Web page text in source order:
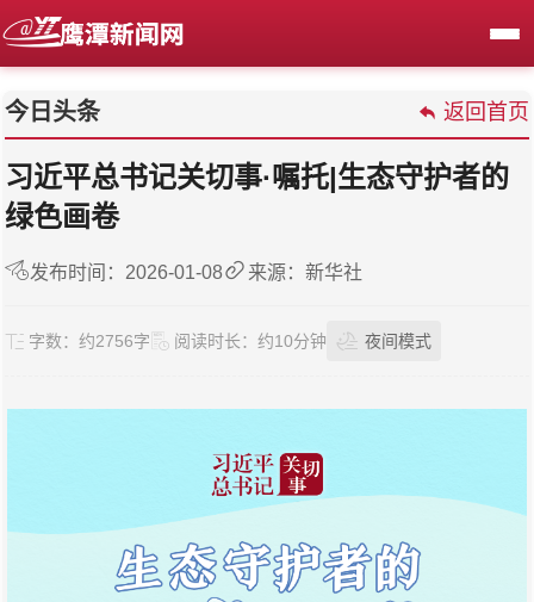
今日头条 返回首页
习近平总书记关切事·嘱托|生态守护者的
绿色画卷
发布时间：2026-01-08 来源：新华社
字数： 约2756字 阅读时长： 约10分钟 夜间模式